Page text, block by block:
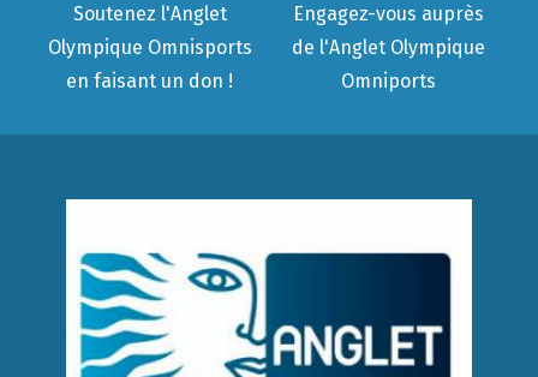
Soutenez l'Anglet
Olympique Omnisports
en faisant un don !
Engagez-vous auprès
de l'Anglet Olympique
Omniports